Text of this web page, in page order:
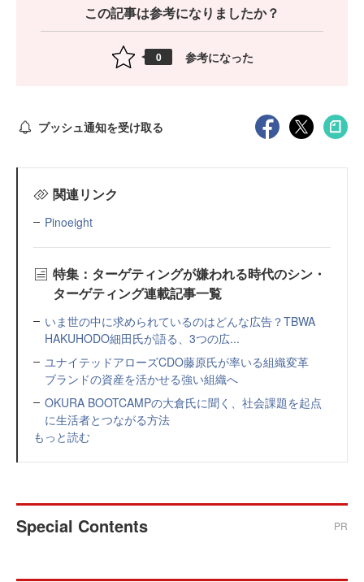
この記事は参考になりましたか？
0 参考になった
プッシュ通知を受け取る
関連リンク
Pinoeight
特集：ターゲティングが嫌われる時代のシン・
ターゲティング連載記事一覧
いま世の中に求められているのはどんな広告？TBWA
HAKUHODO細田氏が語る、3つの広...
ユナイテッドアローズCDO藤原氏が率いる組織変革
ブランドの資産を活かせる強い組織へ
OKURA BOOTCAMPの大倉氏に聞く、社会課題を起点
に生活者とつながる方法
もっと読む
Special Contents PR